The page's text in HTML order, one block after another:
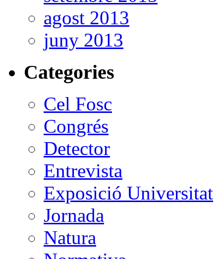
agost 2013
juny 2013
Categories
Cel Fosc
Congrés
Detector
Entrevista
Exposició Universitat
Jornada
Natura